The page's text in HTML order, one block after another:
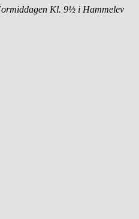
Kl. 9½ i Hammelev